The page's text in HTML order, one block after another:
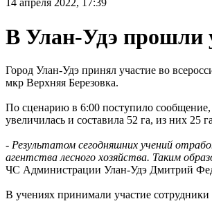
14 апреля 2022, 17:39
В Улан-Удэ прошли
Город Улан-Удэ принял участие во
мкр Верхняя Березовка.
По сценарию в 6:00 поступило сообщение,
увеличилась и составила 52 га, из них 25
- Результатом сегодняшних учений
агентства лесного хозяйства. Таким
ЧС Администрации Улан-Удэ Дмитрий
В учениях принимали участие